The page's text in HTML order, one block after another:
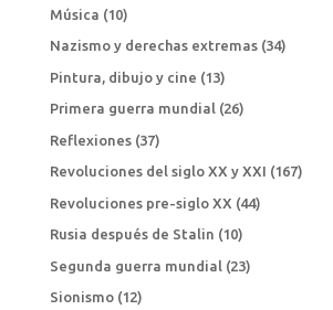
Música (10)
Nazismo y derechas extremas(34)
Pintura, dibujo y cine (13)
Primera guerra mundial(26)
Reflexiones(37)
Revoluciones del siglo XX y XXI (167)
Revoluciones pre-siglo XX (44)
Rusia después de Stalin (10)
Segunda guerra mundial (23)
Sionismo(12)